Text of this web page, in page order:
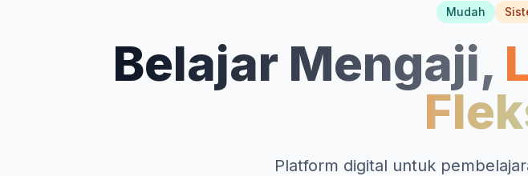
Mudah
Belajar Mengaji,
Platform digital untuk